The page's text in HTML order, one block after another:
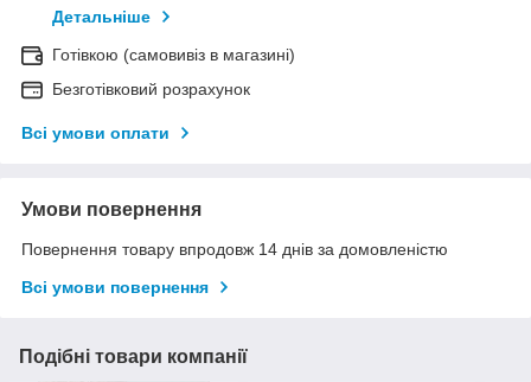
Детальніше
Готівкою (самовивіз в магазині)
Безготівковий розрахунок
Всі умови оплати
Умови повернення
Повернення товару впродовж 14 днів за домовленістю
Всі умови повернення
Подібні товари компанії